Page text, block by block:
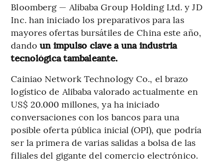
Bloomberg — Alibaba Group Holding Ltd. y JD
Inc. han iniciado los preparativos para las
mayores ofertas bursátiles de China este año,
dando un impulso clave a una industria
tecnológica tambaleante.
Cainiao Network Technology Co., el brazo
logístico de Alibaba valorado actualmente en
US$ 20.000 millones, ya ha iniciado
conversaciones con los bancos para una
posible oferta pública inicial (OPI), que podría
ser la primera de varias salidas a bolsa de las
filiales del gigante del comercio electrónico.